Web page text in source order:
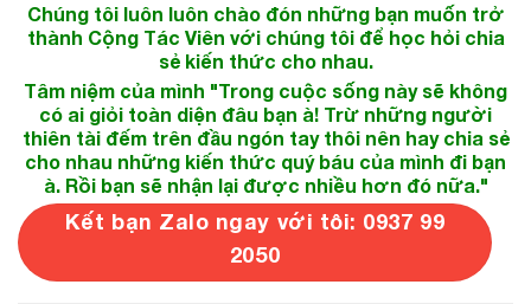
Chúng tôi luôn luôn chào đón những bạn muốn trở
thành Cộng Tác Viên với chúng tôi để học hỏi chia
sẻ kiến thức cho nhau.
Tâm niệm của mình "Trong cuộc sống này sẽ không
có ai giỏi toàn diện đâu bạn à! Trừ những người
thiên tài đếm trên đầu ngón tay thôi nên hay chia sẻ
cho nhau những kiến thức quý báu của mình đi bạn
à. Rồi bạn sẽ nhận lại được nhiều hơn đó nữa."
Kết bạn Zalo ngay với tôi: 0937 99
2050